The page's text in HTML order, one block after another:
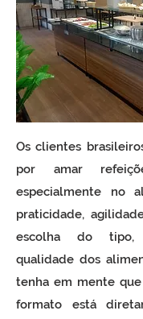
Os clientes
por amar
especialmente no
praticidade,
escolha do tipo,
qualidade dos
tenha em mente que
formato está